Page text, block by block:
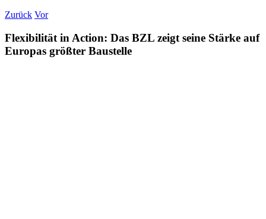
Zurück Vor
Flexibilität in Action: Das BZL zeigt seine Stärke auf
Europas größter Baustelle